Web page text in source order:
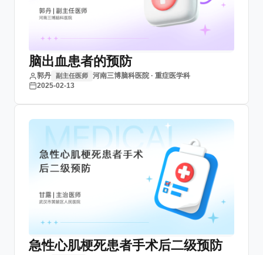
脑出血患者的预防
郭丹 副主任医师
河南三博脑科医院 · 重症医学科
2025-02-13
急性心肌梗死患者手术后二级预防